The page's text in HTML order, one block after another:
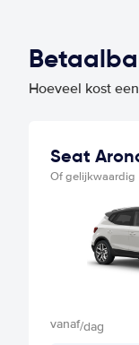
Hoeveel kost
Seat
Of gelijkwaardig
vanaf/dag